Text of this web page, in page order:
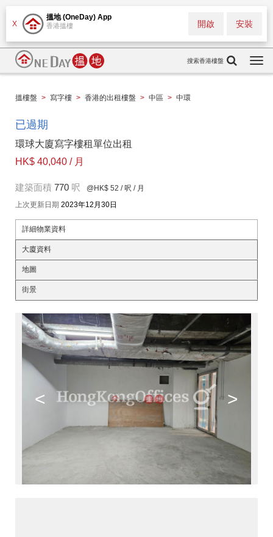
X
搵地 (OneDay) App
香港搵樓 安裝
開啟
搜索香港樓盤
搵樓盤 > 寫字樓 > 香港的出租樓盤 > 中區 > 中環
已過期
環球大廈寫字樓租單位出租
HK$ 40,040 / 月
建築面積 770 呎 @HK$ 52 / 呎 / 月
上次更新日期 2023年12月30日
詳細物業資料
大廈資料
地圖
街景
< >